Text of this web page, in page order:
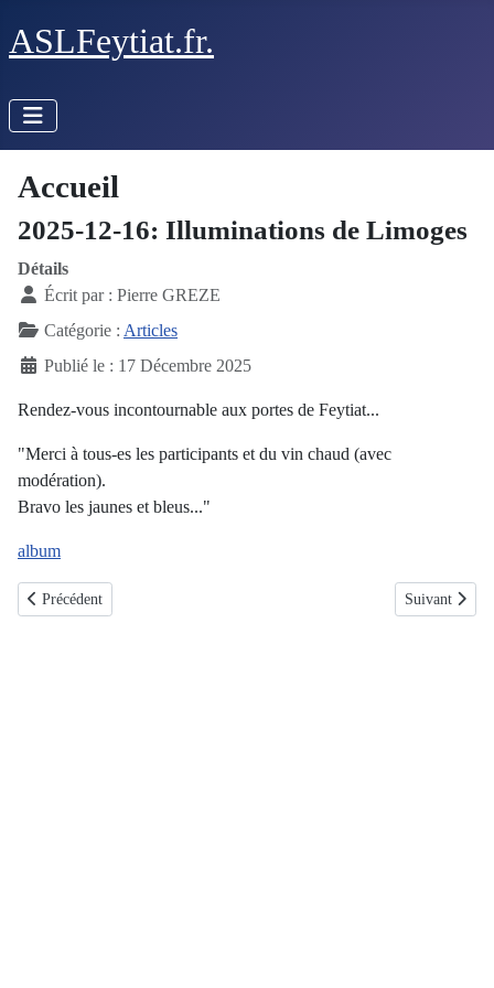
ASLFeytiat.fr.
Accueil
2025-12-16: Illuminations de Limoges
Détails
Écrit par : Pierre GREZE
Catégorie : Articles
Publié le : 17 Décembre 2025
Rendez-vous incontournable aux portes de Feytiat...
"Merci à tous-es les participants et du vin chaud (avec
modération).
Bravo les jaunes et bleus..."
album
Article précédent : 2025-12-21: l'Em-bûche de Noël, Nieul
Précédent Article
Suivant